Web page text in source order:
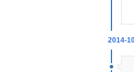
2014-